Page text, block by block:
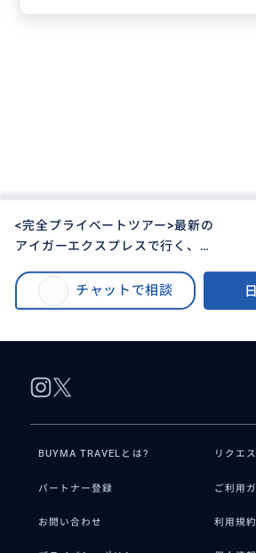
<完全プライベートツアー>最新の
アイガーエクスプレスで行く、ユ
み！) インターラーケン、グリン
デルワルド、ラウターブルネン発
チャットで相談
<完全プライベートツアー>最新のアイガーエクス
ウヨッホ往復(交通費込み！) インターラーケン、
ーブルネン発着現地在住20
BUYMA TRAVELとは? リクエ
パートナー登録 ご利用
お問い合わせ 利用規約